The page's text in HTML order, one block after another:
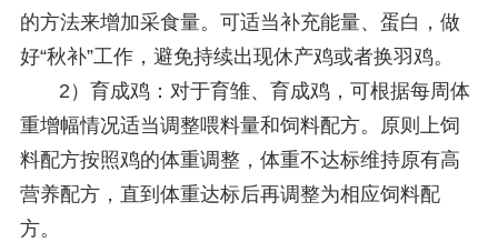
的方法来增加采食量。可适当补充能量、蛋白，做
好“秋补”工作，避免持续出现休产鸡或者换羽鸡。
2）育成鸡：对于育雏、育成鸡，可根据每周体
重增幅情况适当调整喂料量和饲料配方。原则上饲
料配方按照鸡的体重调整，体重不达标维持原有高
营养配方，直到体重达标后再调整为相应饲料配
方。